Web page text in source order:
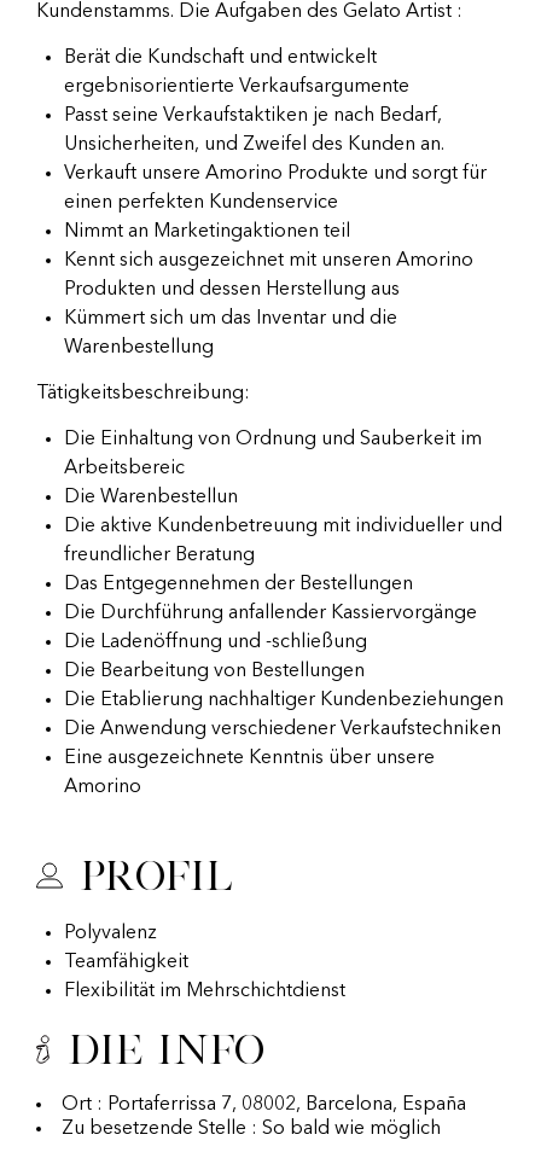
Kundenstamms. Die Aufgaben des Gelato Artist :
Berät die Kundschaft und entwickelt
ergebnisorientierte Verkaufsargumente
Passt seine Verkaufstaktiken je nach Bedarf,
Unsicherheiten, und Zweifel des Kunden an.
Verkauft unsere Amorino Produkte und sorgt für
einen perfekten Kundenservice
Nimmt an Marketingaktionen teil
Kennt sich ausgezeichnet mit unseren Amorino
Produkten und dessen Herstellung aus
Kümmert sich um das Inventar und die
Warenbestellung
Tätigkeitsbeschreibung:
Die Einhaltung von Ordnung und Sauberkeit im
Arbeitsbereic
Die Warenbestellun
Die aktive Kundenbetreuung mit individueller und
freundlicher Beratung
Das Entgegennehmen der Bestellungen
Die Durchführung anfallender Kassiervorgänge
Die Ladenöffnung und -schließung
Die Bearbeitung von Bestellungen
Die Etablierung nachhaltiger Kundenbeziehungen
Die Anwendung verschiedener Verkaufstechniken
Eine ausgezeichnete Kenntnis über unsere
Amorino
Profil
Polyvalenz
Teamfähigkeit
Flexibilität im Mehrschichtdienst
Die Info
Ort : Portaferrissa 7, 08002, Barcelona, España
Zu besetzende Stelle : So bald wie möglich